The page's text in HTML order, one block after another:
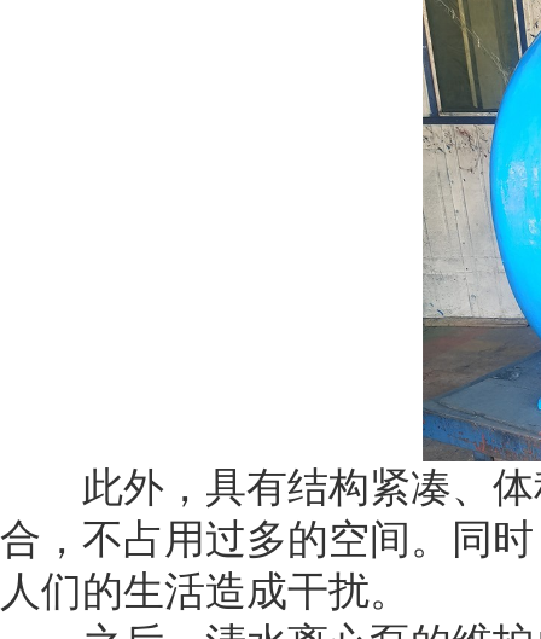
此外，具有结构紧凑、体
合，不占用过多的空间。同
人们的生活造成干扰。